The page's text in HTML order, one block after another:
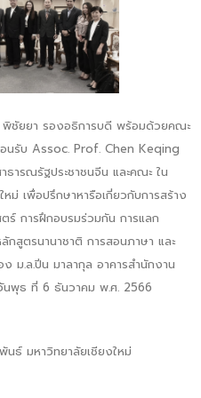
า รองอธิการบดี พร้อมด้วยคณะ
อนรับ Assoc. Prof. Chen Keqing
ารณรัฐประชาชนจีน และคณะ ใน
หม่ เพื่อปรึกษาหารือเกี่ยวกับการสร้าง
ร์ การฝึกอบรมร่วมกัน การแลก
กสูตรนานาชาติ การสอนภาษา และ
ม.ล.ปิ่น มาลากุล อาคารสำนักงาน
นพุธ ที่ 6 ธันวาคม พ.ศ. 2566
นธ์ มหาวิทยาลัยเชียงใหม่